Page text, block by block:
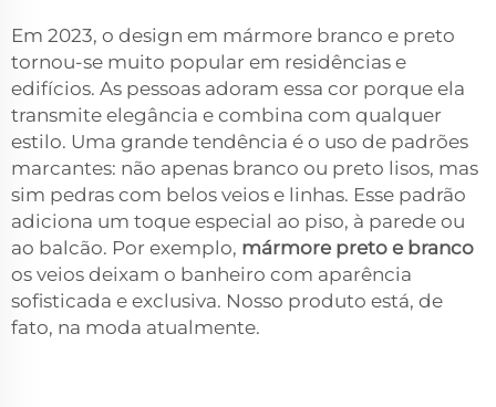
Em 2023, o design em mármore branco e preto
tornou-se muito popular em residências e
edifícios. As pessoas adoram essa cor porque ela
transmite elegância e combina com qualquer
estilo. Uma grande tendência é o uso de padrões
marcantes: não apenas branco ou preto lisos, mas
sim pedras com belos veios e linhas. Esse padrão
adiciona um toque especial ao piso, à parede ou
ao balcão. Por exemplo, mármore preto e branco
os veios deixam o banheiro com aparência
sofisticada e exclusiva. Nosso produto está, de
fato, na moda atualmente.